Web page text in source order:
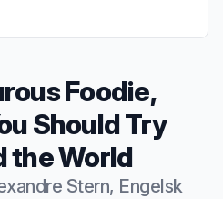
Foodie,
Should Try
the World
Stern, Engelsk